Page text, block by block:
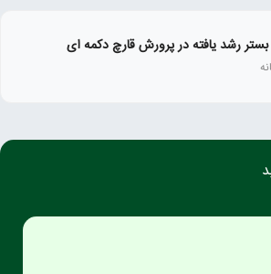
رشد یافته در پرورش قارچ دکمه ای